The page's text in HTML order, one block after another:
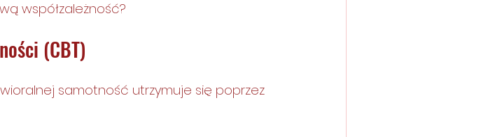
współzależność?
(CBT)
samotność utrzymuje się poprzez